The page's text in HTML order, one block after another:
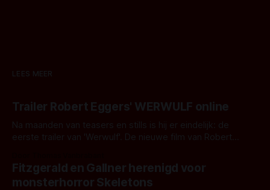
LEES MEER
Trailer Robert Eggers' WERWULF online
Na maanden van teasers en stills is hij er eindelijk: de
eerste trailer van 'Werwulf'. De nieuwe film van Robert
kille stijl vol folklore en mythe. Het topic deze keer is (kon
het het al raden?)... de weerwolf. Kijk je mee?
Fitzgerald en Gallner herenigd voor
monsterhorror Skeletons